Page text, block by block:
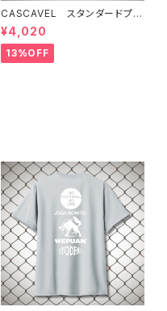
CASCAVEL スタンダードプラ
クティスシャツ ホワイト
¥4,020
13%OFF